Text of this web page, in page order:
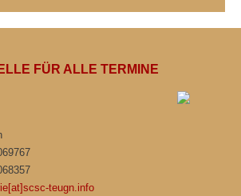
FÜR ALLE TERMINE
teugn.info